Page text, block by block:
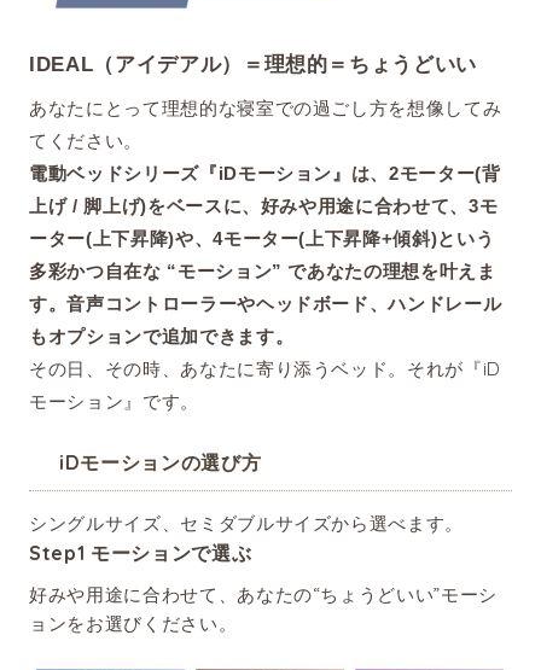
IDEAL（アイデアル）＝理想的＝ちょうどいい
あなたにとって理想的な寝室での過ごし方を想像してみ
てください。
電動ベッドシリーズ『iDモーション』は、2モーター(背
上げ / 脚上げ)をベースに、好みや用途に合わせて、3モ
ーター(上下昇降)や、4モーター(上下昇降+傾斜)という
多彩かつ自在な “モーション” であなたの理想を叶えま
す。音声コントローラーやヘッドボード、ハンドレール
もオプションで追加できます。
その日、その時、あなたに寄り添うベッド。それが『iD
モーション』です。
iDモーションの選び方
シングルサイズ、セミダブルサイズから選べます。
Step1 モーションで選ぶ
好みや用途に合わせて、あなたの“ちょうどいい”モーシ
ョンをお選びください。